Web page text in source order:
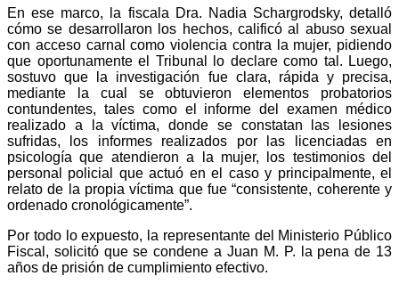
En ese marco, la fiscala Dra. Nadia Schargrodsky, detalló
cómo se desarrollaron los hechos, calificó al abuso sexual
con acceso carnal como violencia contra la mujer, pidiendo
que oportunamente el Tribunal lo declare como tal. Luego,
sostuvo que la investigación fue clara, rápida y precisa,
mediante la cual se obtuvieron elementos probatorios
contundentes, tales como el informe del examen médico
realizado a la víctima, donde se constatan las lesiones
sufridas, los informes realizados por las licenciadas en
psicología que atendieron a la mujer, los testimonios del
personal policial que actuó en el caso y principalmente, el
relato de la propia víctima que fue “consistente, coherente y
ordenado cronológicamente”.
Por todo lo expuesto, la representante del Ministerio Público
Fiscal, solicitó que se condene a Juan M. P. la pena de 13
años de prisión de cumplimiento efectivo.